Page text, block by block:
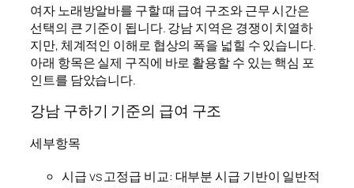
여자 노래방알바를 구할 때 급여 구조와 근무 시간은
선택의 큰 기준이 됩니다. 강남 지역은 경쟁이 치열하
지만, 체계적인 이해로 협상의 폭을 넓힐 수 있습니다.
아래 항목은 실제 구직에 바로 활용할 수 있는 핵심 포
인트를 담았습니다.
강남 구하기 기준의 급여 구조
세부항목
시급 vs 고정급 비교: 대부분 시급 기반이 일반적